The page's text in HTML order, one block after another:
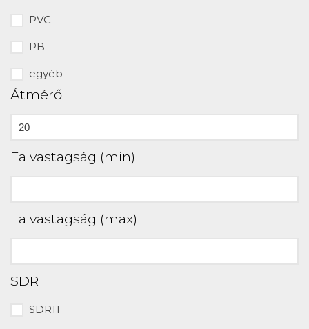
PVC
PB
egyéb
Átmérő
Falvastagság (min)
Falvastagság (max)
SDR
SDR11